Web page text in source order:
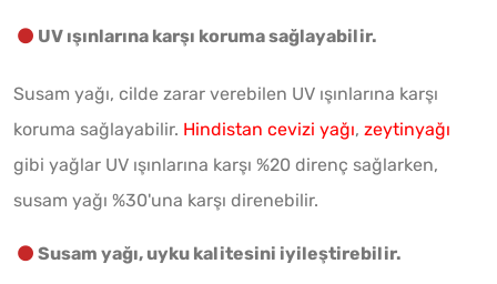
UV ışınlarına karşı koruma sağlayabilir.
Susam yağı, cilde zarar verebilen UV ışınlarına karşı
koruma sağlayabilir. Hindistan cevizi yağı, zeytinyağı
gibi yağlar UV ışınlarına karşı %20 direnç sağlarken,
susam yağı %30'una karşı direnebilir.
Susam yağı, uyku kalitesini iyileştirebilir.